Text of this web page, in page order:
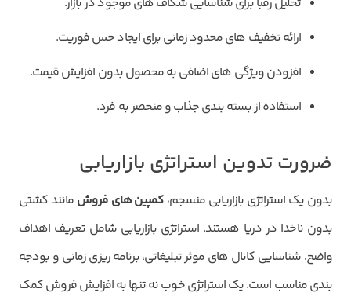
ارائه تخفیف های محدود زمانی برای ایجاد حس فوریت.
افزودن ویژگی های اضافی به محصول بدون افزایش قیمت.
استفاده از بسته بندی جذاب و منحصر به فرد.
ضرورت تدوین استراتژی بازاریابی
بدون یک استراتژی بازاریابی منسجم، کمپین های فروش مانند کشتی
بدون ناخدا در دریا هستند. استراتژی بازاریابی شامل تعریف اهداف
واضح، شناسایی کانال های موثر تبلیغاتی، برنامه ریزی زمانی و بودجه
بندی مناسب است. یک استراتژی خوب نه تنها به افزایش فروش کمک